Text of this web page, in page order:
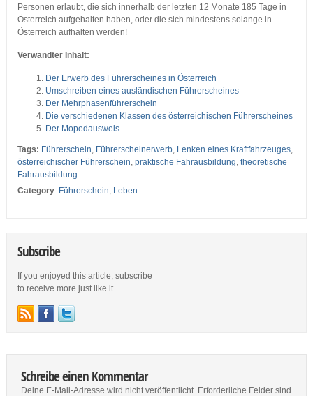
Personen erlaubt, die sich innerhalb der letzten 12 Monate 185 Tage in
Österreich aufgehalten haben, oder die sich mindestens solange in
Österreich aufhalten werden!
Verwandter Inhalt:
Der Erwerb des Führerscheines in Österreich
Umschreiben eines ausländischen Führerscheines
Der Mehrphasenführerschein
Die verschiedenen Klassen des österreichischen Führerscheines
Der Mopedausweis
Tags: Führerschein, Führerscheinerwerb, Lenken eines Kraftfahrzeuges,
österreichischer Führerschein, praktische Fahrausbildung, theoretische
Fahrausbildung
Category: Führerschein, Leben
Subscribe
If you enjoyed this article, subscribe
to receive more just like it.
Schreibe einen Kommentar
Deine E-Mail-Adresse wird nicht veröffentlicht. Erforderliche Felder sind